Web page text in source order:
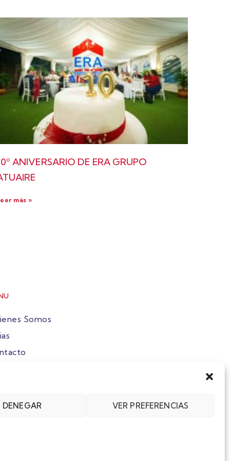
DENEGAR VER PREFERENCIAS
ANIVERSARIO DE ERA GRUPO
más »
Somos